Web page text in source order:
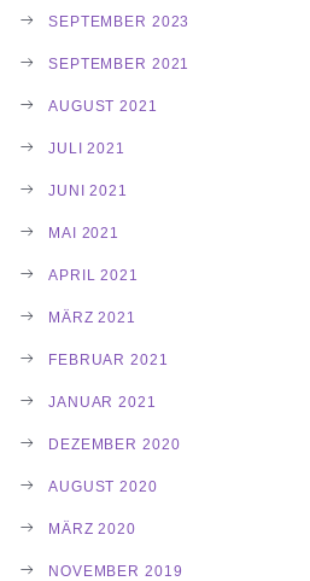
SEPTEMBER 2023
SEPTEMBER 2021
AUGUST 2021
JULI 2021
JUNI 2021
MAI 2021
APRIL 2021
MÄRZ 2021
FEBRUAR 2021
JANUAR 2021
DEZEMBER 2020
AUGUST 2020
MÄRZ 2020
NOVEMBER 2019